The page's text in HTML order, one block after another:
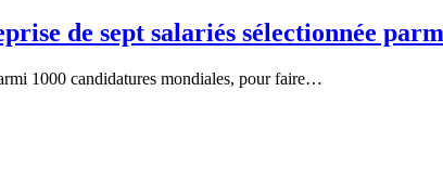
de sept salariés sélectionnée
1000 candidatures mondiales, pour faire…